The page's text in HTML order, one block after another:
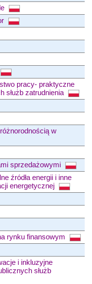
pracy- praktyczne
służb zatrudnienia
w
sprzedażowymi
źródła energii i inne
energetycznej
rynku finansowym
i inkluzyjne
służb